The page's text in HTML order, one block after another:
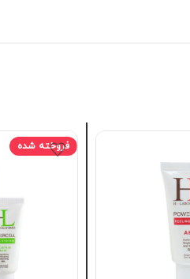
فروخته شده